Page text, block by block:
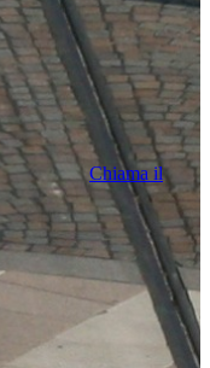
Chiama il